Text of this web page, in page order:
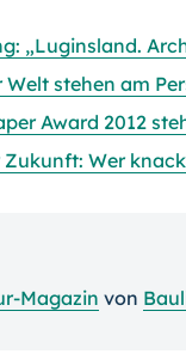
„Luginsland.
stehen am
Award 2012
Wer
Magazin von